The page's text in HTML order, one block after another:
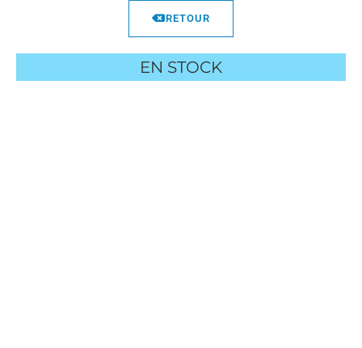
RETOUR
EN STOCK